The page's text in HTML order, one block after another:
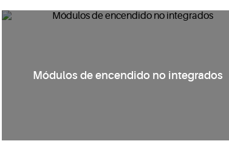
Módulos de encendido no integrados